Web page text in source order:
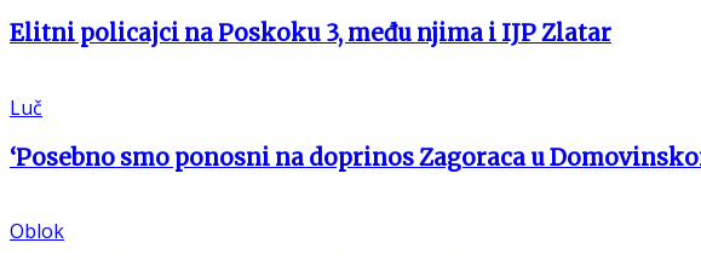
Elitni policajci na Poskoku 3, među njima i IJP Zlatar
Luč
‘Posebno smo ponosni na doprinos Zagoraca u
Oblok